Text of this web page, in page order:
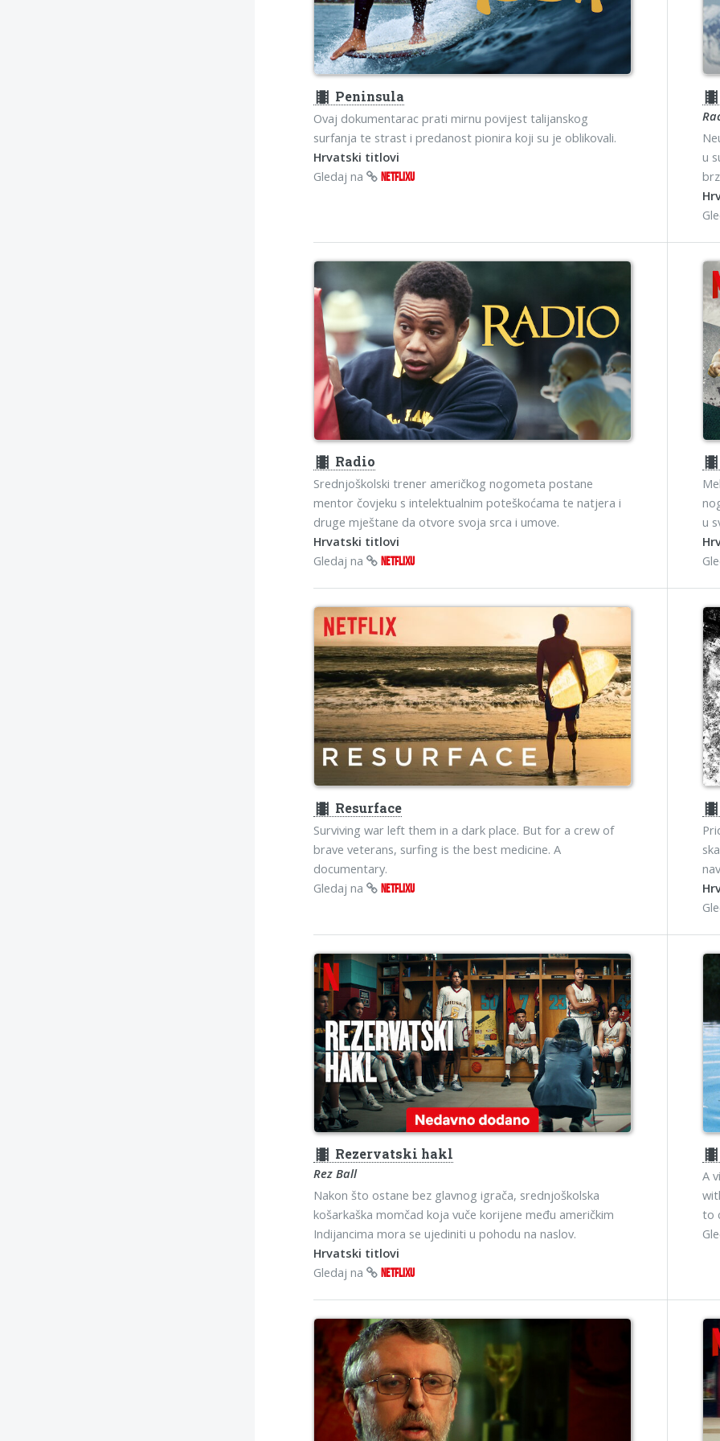
theaters Peninsula
Ovaj dokumentarac prati mirnu povijest talijanskog
surfanja te strast i predanost pionira koji su je oblikovali.
Hrvatski titlovi
Gledaj na
NETFLIXU
theaters
u
theaters Radio
Srednjoškolski trener američkog nogometa postane
mentor čovjeku s intelektualnim poteškoćama te natjera i
druge mještane da otvore svoja srca i umove.
Hrvatski titlovi
Gledaj na
NETFLIXU
theaters
u
theaters Resurface
Surviving war left them in a dark place. But for a crew of
brave veterans, surfing is the best medicine. A
documentary.
Gledaj na
NETFLIXU
theaters
theaters Rezervatski hakl
Rez Ball
Nakon što ostane bez glavnog igrača, srednjoškolska
košarkaška momčad koja vuče korijene među američkim
Indijancima mora se ujediniti u pohodu na naslov.
Hrvatski titlovi
Gledaj na
NETFLIXU
theaters
A
to